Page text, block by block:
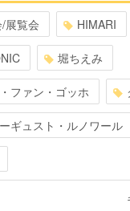
展覧会 HIMARI
堀ちえみ
ファン・ゴッホ
ギュスト・ルノワール